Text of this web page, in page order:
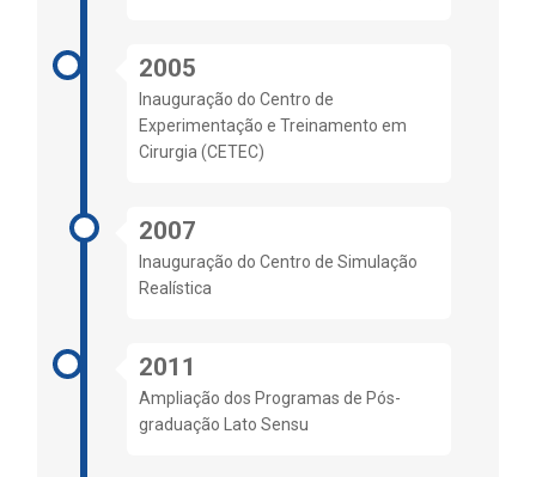
2005
Inauguração do Centro de
Experimentação e Treinamento em
Cirurgia (CETEC)
2007
Inauguração do Centro de Simulação
Realística
2011
Ampliação dos Programas de Pós-
graduação Lato Sensu